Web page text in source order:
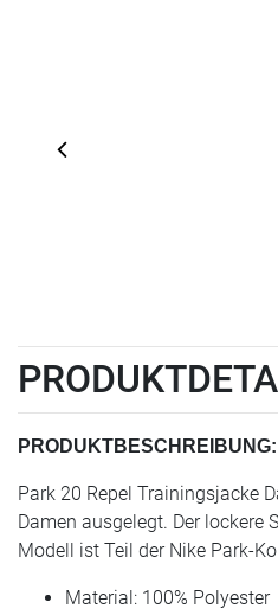
PRODUKTBESCHREIBUNG:
Park 20 Repel Trainingsjacke
Damen ausgelegt. Der
Modell ist Teil der Nike Park-
Material: 100% Polyester